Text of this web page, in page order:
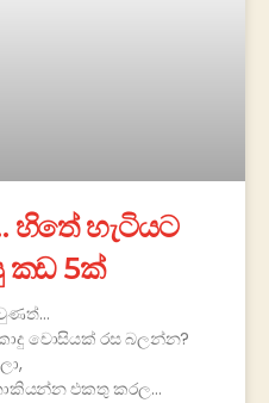
හිතේ හැටියට
කඩ 5ක්
චොසියක් රස බලන්න?
එකතු කරල…